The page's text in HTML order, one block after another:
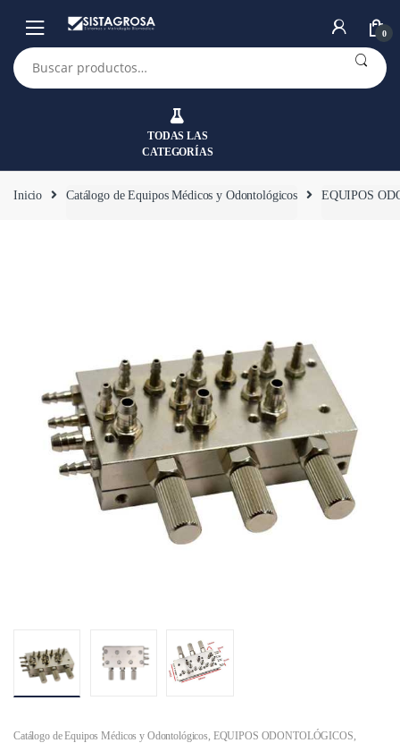
navegación
contenido
0
Buscar
por:
TODAS LAS
CATEGORÍAS
Inicio Catálogo de Equipos Médicos y Odontológicos EQUIPOS
Catálogo de Equipos Médicos y Odontológicos, EQUIPOS ODONTOLÓGICOS,